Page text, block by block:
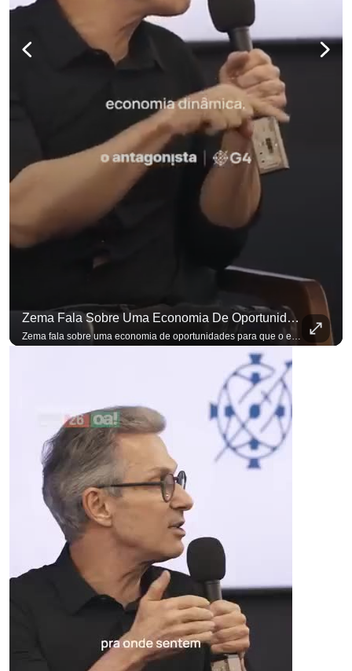
Zema Fala Sobre Uma Economia De Oportunidades Para O Empresário
Zema fala sobre uma economia de oportunidades para que o empresário brasileiro não precise sair do país para manter o crescimento do seu negócio. A primeira Sabatina Presidencial em que as perguntas não vieram de assessores, partidos ou jornalistas. Vieram de uma pesquisa com empresários brasileiros. Imposto, juro, custo de contratar. Cada candidato frente a frente com quem move a economia do país. Se você busca informação com credibilidade, inscreva-se agora e ative o